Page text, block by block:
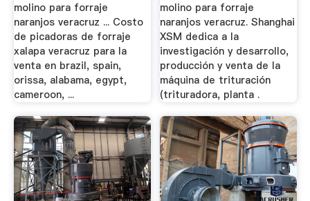
molino para forraje
naranjos veracruz ... Costo
de picadoras de forraje
xalapa veracruz para la
venta en brazil, spain,
orissa, alabama, egypt,
cameroon, ...
molino para forraje
naranjos veracruz. Shanghai
XSM dedica a la
investigación y desarrollo,
producción y venta de la
máquina de trituración
(trituradora, planta .